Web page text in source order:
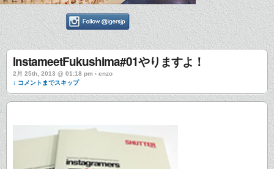
InstameetFukushima#01やりますよ！
2月 25th, 2013 @ 01:18 pm › enzo
↓ コメントまでスキップ